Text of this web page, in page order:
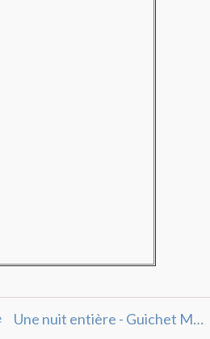
Une nuit entière - Guichet Montparnasse